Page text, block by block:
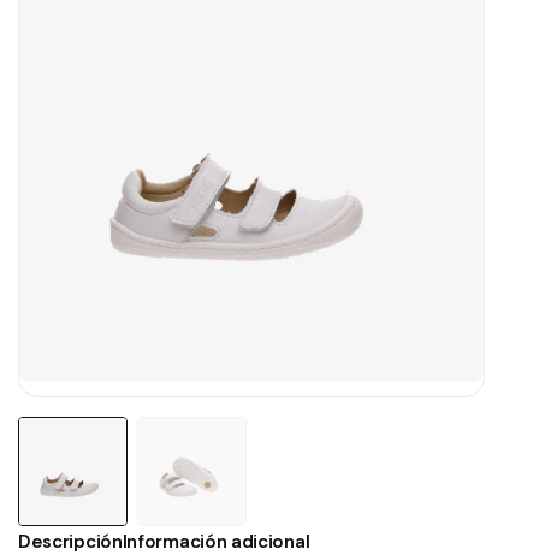
DescripciónInformación adicional